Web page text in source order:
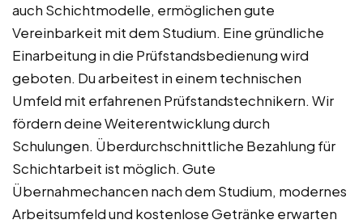
auch Schichtmodelle, ermöglichen gute
Vereinbarkeit mit dem Studium. Eine gründliche
Einarbeitung in die Prüfstandsbedienung wird
geboten. Du arbeitest in einem technischen
Umfeld mit erfahrenen Prüfstandstechnikern. Wir
fördern deine Weiterentwicklung durch
Schulungen. Überdurchschnittliche Bezahlung für
Schichtarbeit ist möglich. Gute
Übernahmechancen nach dem Studium, modernes
Arbeitsumfeld und kostenlose Getränke erwarten